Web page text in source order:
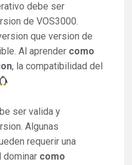
debe ser
de VOS3000.
que version de
Al aprender como
, la compatibilidad del
ser valida y
Algunas
requerir una
dominar como